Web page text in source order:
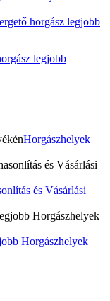
horgász legjobb
Horgászhelyek
és Vásárlási
Horgászhelyek